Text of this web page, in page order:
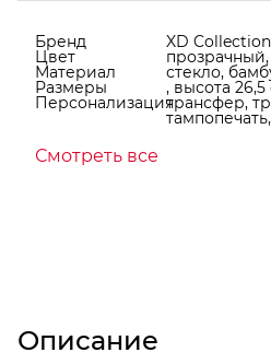
Бренд XD Collection
Цвет
Материал стекло,
Размеры , высота
Персонализациятрансфер,
Смотреть все
Описание